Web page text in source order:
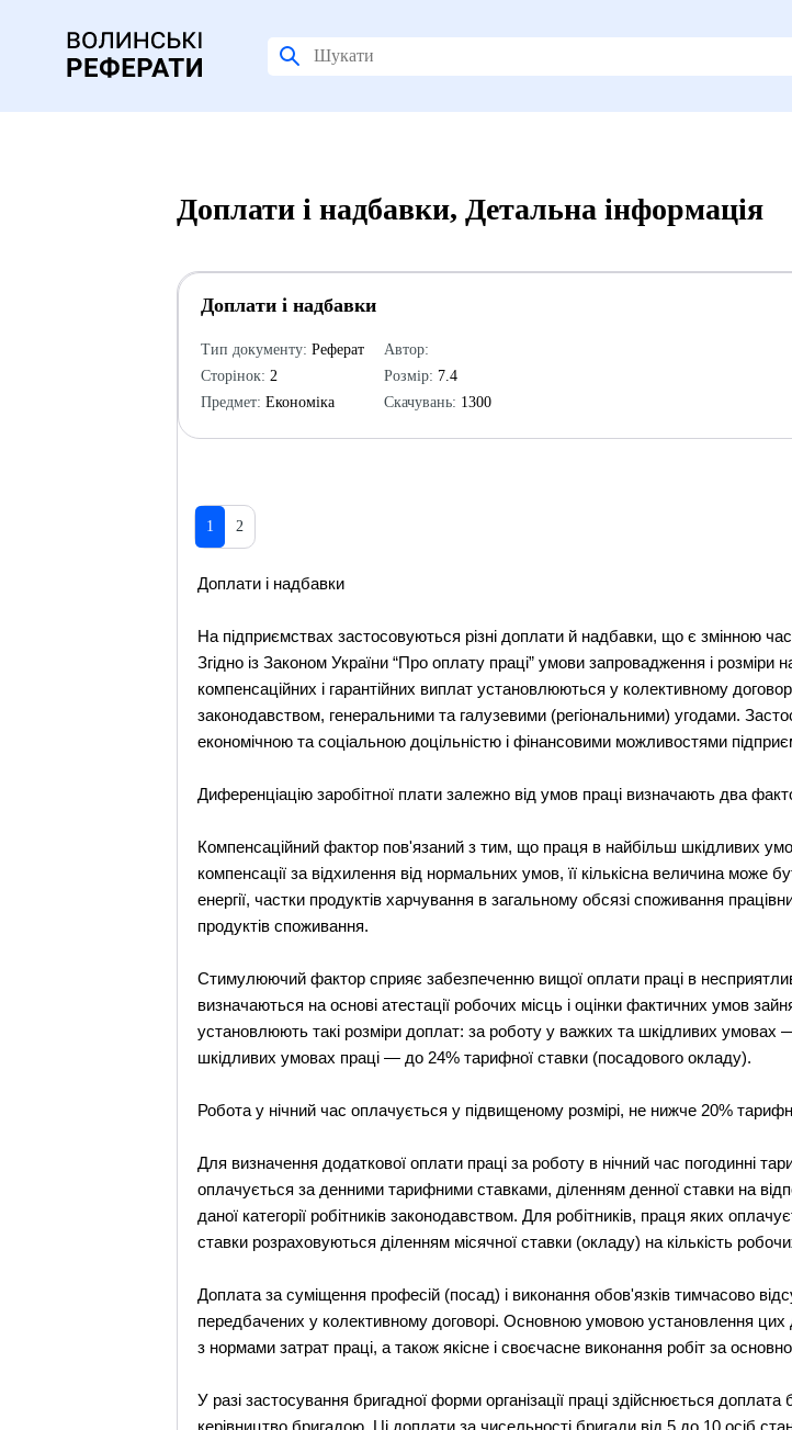
Доплати і надбавки, Детальна інформація
Доплати і надбавки
Тип документу: Реферат
Сторінок: 2
Предмет: Економіка
Автор:
Розмір: 7.4
Скачувань: 1300
1 2
Доплати і надбавки
На підприємствах застосовуються різні доплати й надбавки, що є змінною
Згідно із Законом України “Про оплату праці” умови запровадження і
компенсаційних і гарантійних виплат установлюються у колективному
законодавством, генеральними та галузевими (регіональними) угодами.
економічною та соціальною доцільністю і фінансовими можливостями
Диференціацію заробітної плати залежно від умов праці визначають два
Компенсаційний фактор пов'язаний з тим, що праця в найбільш шкідливих
компенсації за відхилення від нормальних умов, її кількісна величина може
енергії, частки продуктів харчування в загальному обсязі споживання
продуктів споживання.
Стимулюючий фактор сприяє забезпеченню вищої оплати праці в
визначаються на основі атестації робочих місць і оцінки фактичних умов
установлюють такі розміри доплат: за роботу у важких та шкідливих
шкідливих умовах праці — до 24% тарифної ставки (посадового окладу).
Робота у нічний час оплачується у підвищеному розмірі, не нижче 20%
Для визначення додаткової оплати праці за роботу в нічний час погодинні
оплачується за денними тарифними ставками, діленням денної ставки на
даної категорії робітників законодавством. Для робітників, праця яких
ставки розраховуються діленням місячної ставки (окладу) на кількість
Доплата за суміщення професій (посад) і виконання обов'язків тимчасово
передбачених у колективному договорі. Основною умовою установлення
з нормами затрат праці, а також якісне і своєчасне виконання робіт за
У разі застосування бригадної форми організації праці здійснюється доплата
керівництво бригадою. Ці доплати за чисельності бригади від 5 до 10 осіб